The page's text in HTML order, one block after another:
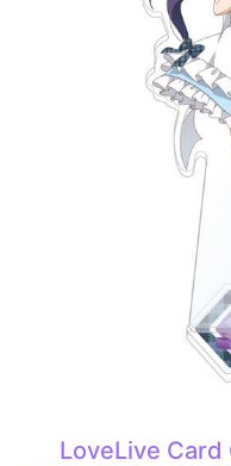
LoveLive Card